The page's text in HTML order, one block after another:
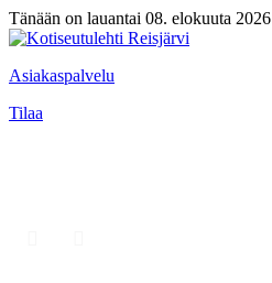
Tänään on lauantai 08. elokuuta 2026
Asiakaspalvelu
Tilaa